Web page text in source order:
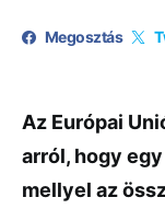
Megosztás
Az Európai
arról, hogy
mellyel az